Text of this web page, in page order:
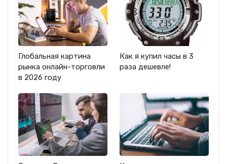
Глобальная картина
рынка онлайн-торговли
в 2026 году
Как я купил часы в 3
раза дешевле!